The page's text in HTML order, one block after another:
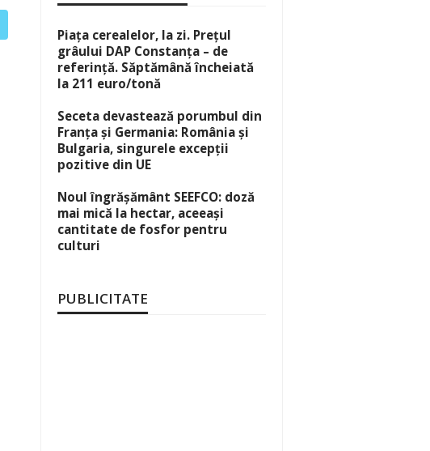
Piața cerealelor, la zi. Prețul
grâului DAP Constanța – de
referință. Săptămână încheiată
la 211 euro/tonă
Seceta devastează porumbul din
Franța și Germania: România și
Bulgaria, singurele excepții
pozitive din UE
Noul îngrășământ SEEFCO: doză
mai mică la hectar, aceeași
cantitate de fosfor pentru
culturi
PUBLICITATE